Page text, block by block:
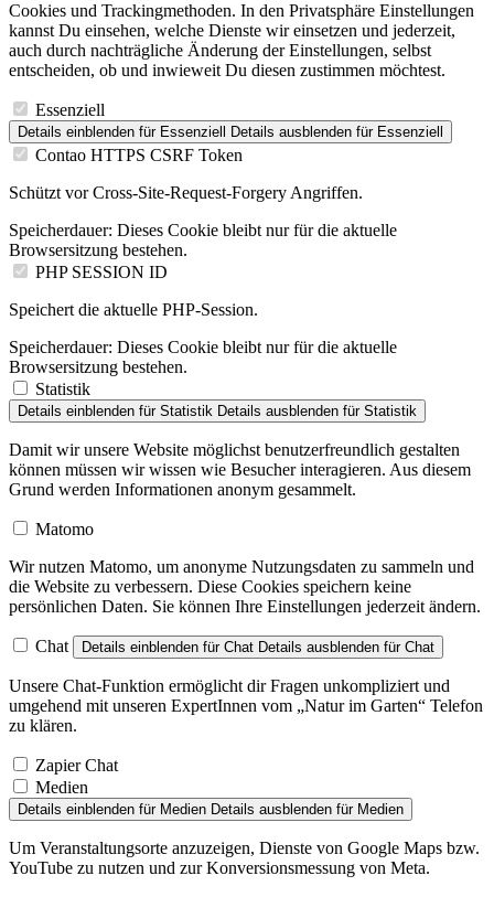
Cookies und Trackingmethoden. In den Privatsphäre Einstellungen
kannst Du einsehen, welche Dienste wir einsetzen und jederzeit,
auch durch nachträgliche Änderung der Einstellungen, selbst
entscheiden, ob und inwieweit Du diesen zustimmen möchtest.
Essenziell
Details einblenden für Essenziell Details ausblenden für Essenziell
Contao HTTPS CSRF Token
Schützt vor Cross-Site-Request-Forgery Angriffen.
Speicherdauer: Dieses Cookie bleibt nur für die aktuelle
Browsersitzung bestehen.
PHP SESSION ID
Speichert die aktuelle PHP-Session.
Speicherdauer: Dieses Cookie bleibt nur für die aktuelle
Browsersitzung bestehen.
Statistik
Details einblenden für Statistik Details ausblenden für Statistik
Damit wir unsere Website möglichst benutzerfreundlich gestalten
können müssen wir wissen wie Besucher interagieren. Aus diesem
Grund werden Informationen anonym gesammelt.
Matomo
Wir nutzen Matomo, um anonyme Nutzungsdaten zu sammeln und
die Website zu verbessern. Diese Cookies speichern keine
persönlichen Daten. Sie können Ihre Einstellungen jederzeit ändern.
Chat Details einblenden für Chat Details ausblenden für Chat
Unsere Chat-Funktion ermöglicht dir Fragen unkompliziert und
umgehend mit unseren ExpertInnen vom „Natur im Garten“ Telefon
zu klären.
Zapier Chat
Medien
Details einblenden für Medien Details ausblenden für Medien
Um Veranstaltungsorte anzuzeigen, Dienste von Google Maps bzw.
YouTube zu nutzen und zur Konversionsmessung von Meta.